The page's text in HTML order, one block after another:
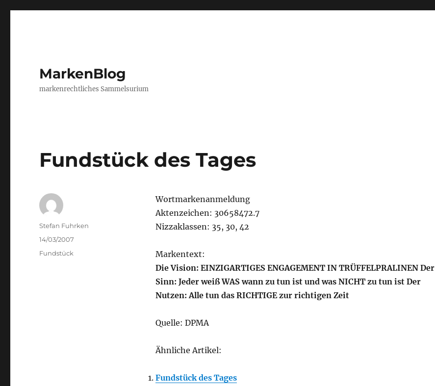
MarkenBlog
markenrechtliches Sammelsurium
Fundstück des Tages
Wortmarkenanmeldung
Aktenzeichen: 30658472.7
Nizzaklassen: 35, 30, 42
Markentext:
Die Vision: EINZIGARTIGES ENGAGEMENT IN TRÜFFELPRALINEN Der
Sinn: Jeder weiß WAS wann zu tun ist und was NICHT zu tun ist Der
Nutzen: Alle tun das RICHTIGE zur richtigen Zeit
Quelle: DPMA
Ähnliche Artikel:
Fundstück des Tages
Author
Stefan Fuhrken
Posted
14/03/2007
Categories
Fundstück